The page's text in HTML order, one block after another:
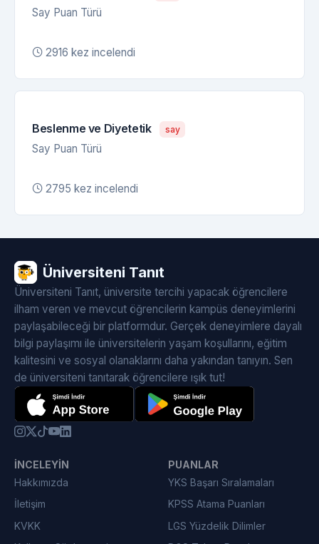
Say Puan Türü
2916 kez incelendi
Beslenme ve Diyetetik say
Say Puan Türü
2795 kez incelendi
Üniversiteni Tanıt
Üniversiteni Tanıt, üniversite tercihi yapacak öğrencilere
ilham veren ve mevcut öğrencilerin kampüs deneyimlerini
paylaşabileceği bir platformdur. Gerçek deneyimlere dayalı
bilgi paylaşımı ile üniversitelerin yaşam koşullarını, eğitim
kalitesini ve sosyal olanaklarını daha yakından tanıyın. Sen
de üniversiteni tanıtarak öğrencilere ışık tut!
İNCELEYIN
Hakkımızda
İletişim
KVKK
PUANLAR
YKS Başarı Sıralamaları
KPSS Atama Puanları
LGS Yüzdelik Dilimler